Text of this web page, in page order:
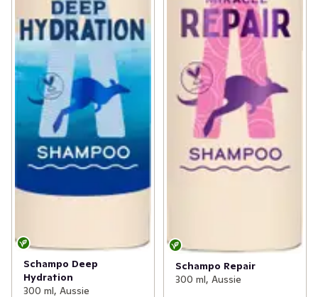
Schampo Deep
Hydration
300 ml, Aussie
Schampo Repair
300 ml, Aussie